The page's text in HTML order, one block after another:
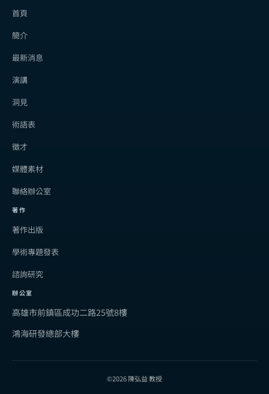
首頁
簡介
最新消息
演講
洞見
術語表
徵才
媒體素材
聯絡辦公室
著作
著作出版
學術專題發表
諮詢研究
辦公室
高雄市前鎮區成功二路25號8樓
鴻海研發總部大樓
©2026 陳弘益 教授